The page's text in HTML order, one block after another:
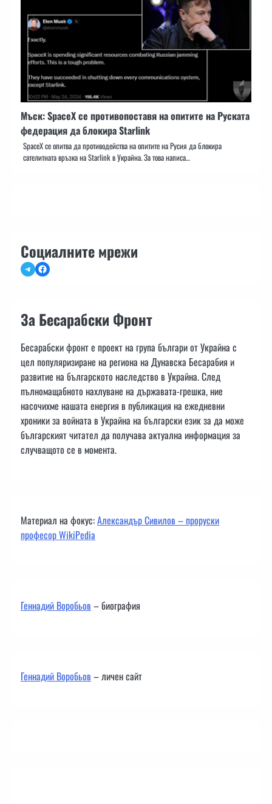
Мъск: SpaceX се противопоставя на опитите на Руската
федерация да блокира Starlink
SpaceX се опитва да противодейства на опитите на Русия да блокира
сателитната връзка на Starlink в Украйна. За това написа…
Социалните мрежи
TelegramFacebook
За Бесарабски Фронт
Бесарабски фронт е проект на група българи от Украйна с
цел популяризиране на региона на Дунавска Бесарабия и
развитие на българското наследство в Украйна. След
пълномащабното нахлуване на държавата-грешка, ние
насочихме нашата енергия в публикация на ежедневни
хроники за войната в Украйна на български език за да може
българският читател да получава актуална информация за
случващото се в момента.
Материал на фокус:Александър Сивилов – проруски
професор WikiPedia
Геннадий Воробьов– биография
Геннадий Воробьов– личен сайт